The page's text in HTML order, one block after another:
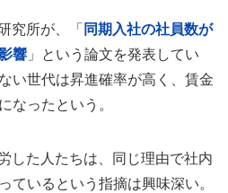
究所が、「 同期入社の社員数が
響 」という論文を発表してい
い世代は昇進確率が高く、賃金
なったという。
した人たちは、同じ理由で社内
ているという指摘は興味深い。